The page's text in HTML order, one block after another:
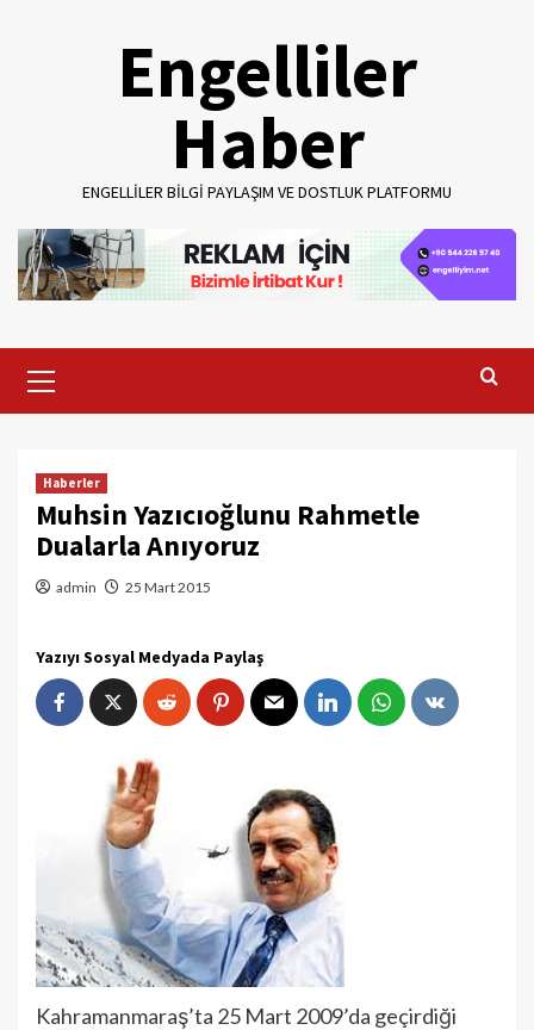
Engelliler
Haber
ENGELLILER BILGI PAYLAŞIM VE DOSTLUK PLATFORMU
Menu
Haberler
Muhsin Yazıcıoğlunu Rahmetle
Dualarla Anıyoruz
admin 25 Mart 2015
Yazıyı Sosyal Medyada Paylaş
Kahramanmaraş’ta 25 Mart 2009’da geçirdiği